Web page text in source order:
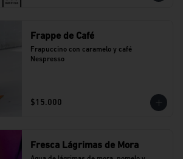
Frappe de Café
Frapuccino con caramelo y café
Nespresso
$15.000
Fresca Lágrimas de Mora